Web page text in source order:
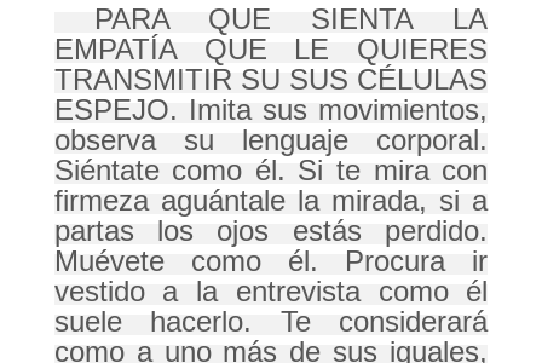
PARA QUE SIENTA LA
EMPATÍA QUE LE QUIERES
TRANSMITIR SU SUS CÉLULAS
ESPEJO. Imita sus movimientos,
observa su lenguaje corporal.
Siéntate como él. Si te mira con
firmeza aguántale la mirada, si a
partas los ojos estás perdido.
Muévete como él. Procura ir
vestido a la entrevista como él
suele hacerlo. Te considerará
como a uno más de sus iguales,